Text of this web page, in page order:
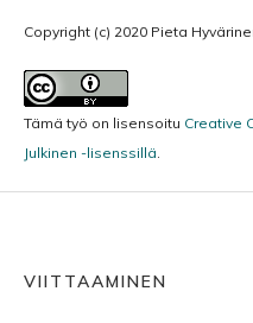
Copyright (c) 2020 Pieta
Tämä työ on lisensoitu Creative
Julkinen -lisenssillä.
VIITTAAMINEN